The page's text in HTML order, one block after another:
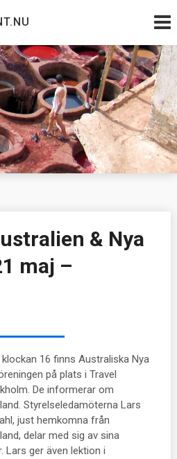
& Nya
maj –
16 finns Australiska Nya
på plats i Travel
De informerar om
Styrelseledamöterna Lars
just hemkomna från
delar med sig av sina
Lars ger även lektion i